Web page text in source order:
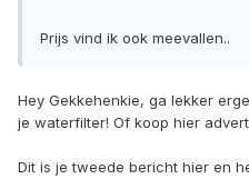
Prijs vind ik ook meevallen..
Hey Gekkehenkie, ga lekker
je waterfilter! Of koop hier
Dit is je tweede bericht hier en